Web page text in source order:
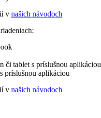
v našich návodoch
či tablet s príslušnou aplikáciou
príslušnou aplikáciou
v našich návodoch